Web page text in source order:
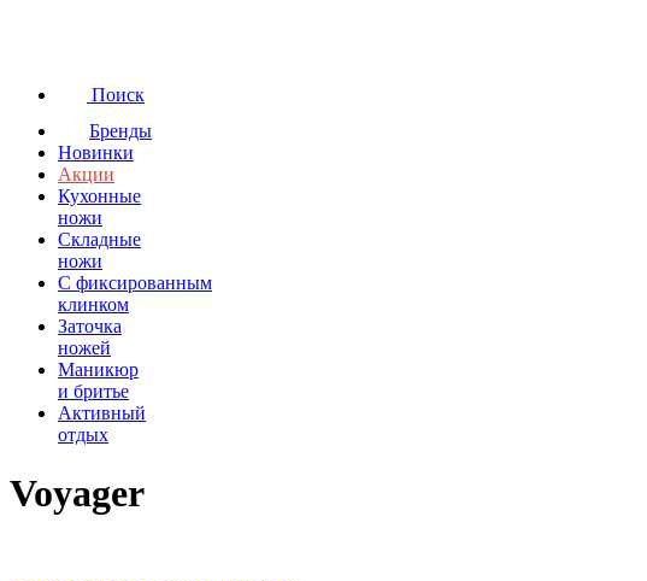
Поиск
Бренды
Новинки
Акции
Кухонные
ножи
Складные
ножи
C фиксированным
клинком
Заточка
ножей
Маникюр
и бритье
Активный
отдых
Voyager